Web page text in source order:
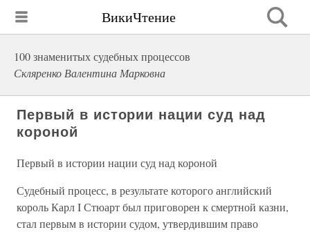
ВикиЧтение
100 знаменитых судебных процессов
Скляренко Валентина Марковна
Первый в истории нации суд над
короной
Первый в истории нации суд над короной
Судебный процесс, в результате которого английский
король Карл I Стюарт был приговорен к смертной казни,
стал первым в истории судом, утвердившим право